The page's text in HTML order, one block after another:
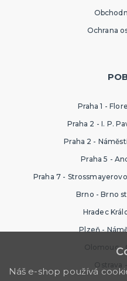
Ochrana
Praha 1 -
Praha 2 - I. P.
Praha 2 -
Praha 5 -
Praha 7 -
Brno - Brno
Hradec
Plzeň -
Olomouc -
Ostrava
Náš e-shop používá